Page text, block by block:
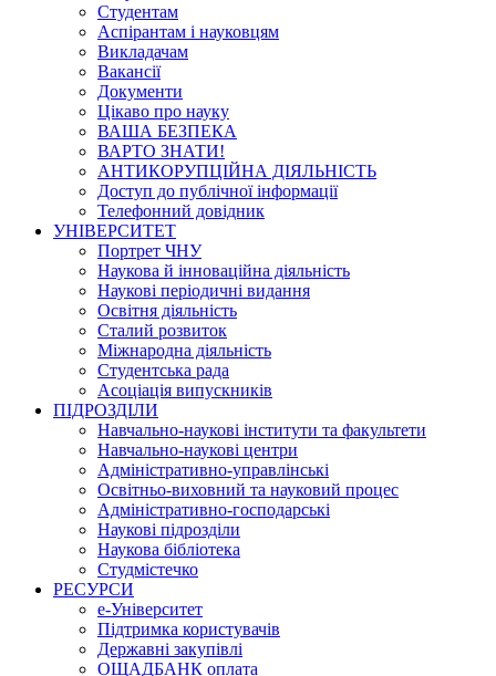
Студентам
Аспірантам і науковцям
Викладачам
Вакансії
Документи
Цікаво про науку
ВАША БЕЗПЕКА
ВАРТО ЗНАТИ!
АНТИКОРУПЦІЙНА ДІЯЛЬНІСТЬ
Доступ до публічної інформації
Телефонний довідник
УНІВЕРСИТЕТ
Портрет ЧНУ
Наукова й інноваційна діяльність
Наукові періодичні видання
Освітня діяльність
Сталий розвиток
Міжнародна діяльність
Студентська рада
Асоціація випускників
ПІДРОЗДІЛИ
Навчально-наукові інститути та факультети
Навчально-наукові центри
Адміністративно-управлінські
Освітньо-виховний та науковий процес
Адміністративно-господарські
Наукові підрозділи
Наукова бібліотека
Студмістечко
РЕСУРСИ
е-Університет
Підтримка користувачів
Державні закупівлі
ОЩАДБАНК оплата